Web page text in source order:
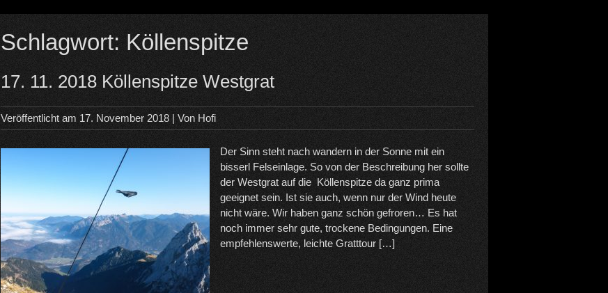
Schlagwort: Köllenspitze
17. 11. 2018 Köllenspitze Westgrat
Veröffentlicht am 17. November 2018 | VonHofi
Der Sinn steht nach wandern in der Sonne mit ein
bisserl Felseinlage. So von der Beschreibung her sollte
der Westgrat auf die Köllenspitze da ganz prima
geeignet sein. Ist sie auch, wenn nur der Wind heute
nicht wäre. Wir haben ganz schön gefroren… Es hat
noch immer sehr gute, trockene Bedingungen. Eine
empfehlenswerte, leichte Gratttour […]